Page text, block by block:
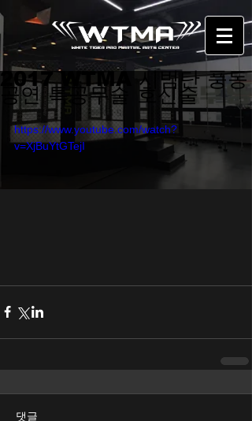
2017 WTMA 시범단 풍동
공연 특공무술 호신술
https://www.youtube.com/watch?
v=XjBuYtGTejI
댓글